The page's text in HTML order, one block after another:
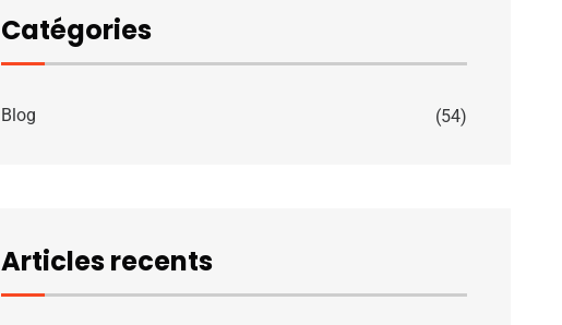
Catégories
Blog (54)
Articles recents